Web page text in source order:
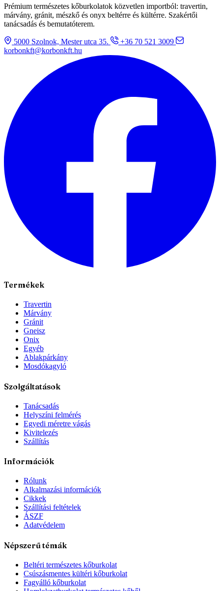
Prémium természetes kőburkolatok közvetlen importból: travertin,
márvány, gránit, mészkő és onyx beltérre és kültérre. Szakértői
tanácsadás és bemutatóterem.
5000 Szolnok, Mester utca 35.
+36 70 521 3009
korbonkft@korbonkft.hu
Termékek
Travertin
Márvány
Gránit
Gneisz
Onix
Egyéb
Ablakpárkány
Mosdókagyló
Szolgáltatások
Tanácsadás
Helyszíni felmérés
Egyedi méretre vágás
Kivitelezés
Szállítás
Információk
Rólunk
Alkalmazási információk
Cikkek
Szállítási feltételek
ÁSZF
Adatvédelem
Népszerű témák
Beltéri természetes kőburkolat
Csúszásmentes kültéri kőburkolat
Fagyálló kőburkolat